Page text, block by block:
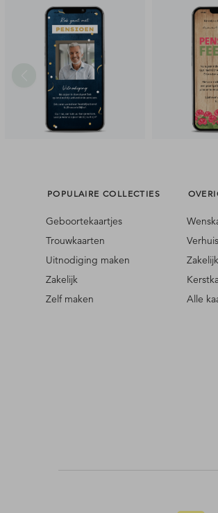
verwerkt. Je hoeft verder niets te
we je het gepersonaliseerde bestand –
PNG bestand (formaat: 1080 × 2400 px)
ontwerpen? Neem contact
Voordelen van een digitale kaart:
- Digitaal verstuurd en binnen één werkdag
- Je ontvangt een PNG-bestand, ideaal
POPULAIRE COLLECTIES
Geboortekaartjes
Trouwkaarten
Uitnodiging maken
Zakelijk
Zelf maken
Alle